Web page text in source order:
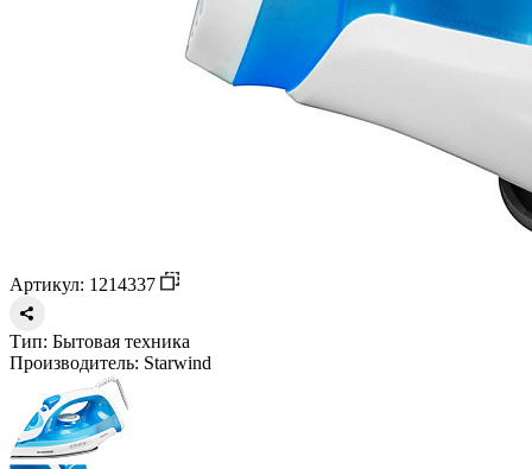
Артикул: 1214337
Тип: Бытовая техника
Производитель: Starwind